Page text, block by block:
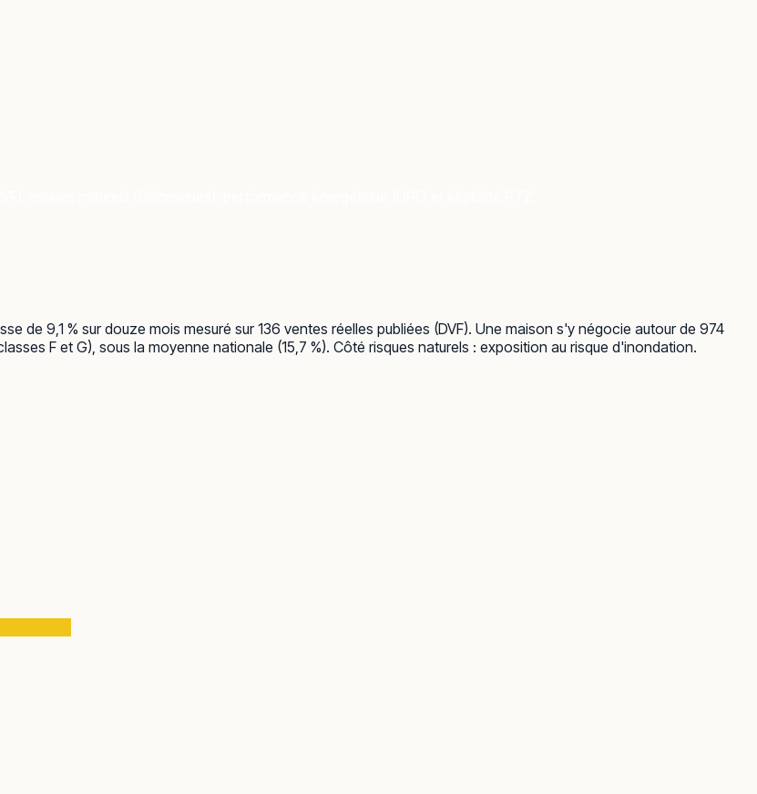
de 9,1 % sur douze mois mesuré sur 136 ventes réelles publiées (DVF). Une maison s'y négocie autour de 974
F et G), sous la moyenne nationale (15,7 %). Côté risques naturels : exposition au risque d'inondation.